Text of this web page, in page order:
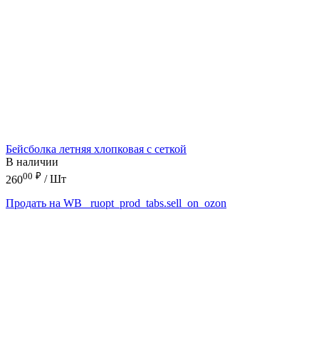
Бейсболка летняя хлопковая с сеткой
В наличии
26000 ₽ / Шт
Продать на WB
_ruopt_prod_tabs.sell_on_ozon